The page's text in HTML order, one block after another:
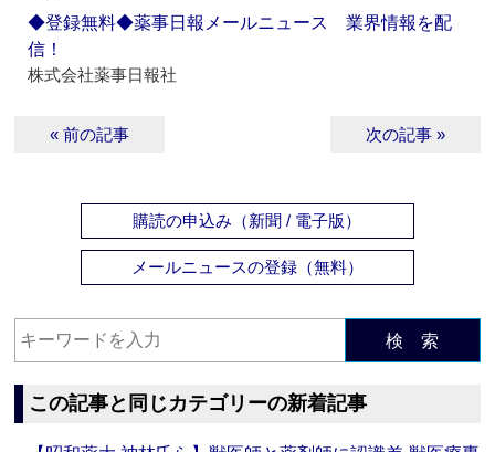
◆登録無料◆薬事日報メールニュース 業界情報を配
信！
株式会社薬事日報社
« 前の記事 次の記事 »
購読の申込み（新聞 / 電子版）
メールニュースの登録（無料）
検 索
この記事と同じカテゴリーの新着記事